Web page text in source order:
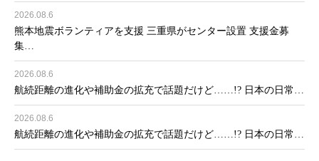
2026.08.6
熊本地震ボランティアを支援 三重県がセンター設置 支援金募
集…
2026.08.6
航続距離の進化や補助金の拡充で話題だけど……!? 日本の日常…
2026.08.6
航続距離の進化や補助金の拡充で話題だけど……!? 日本の日常…